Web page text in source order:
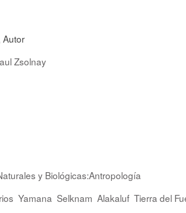
Autor
Zsolnay
y Biológicas:Antropología
Yamana Selknam Alakaluf Tierra del